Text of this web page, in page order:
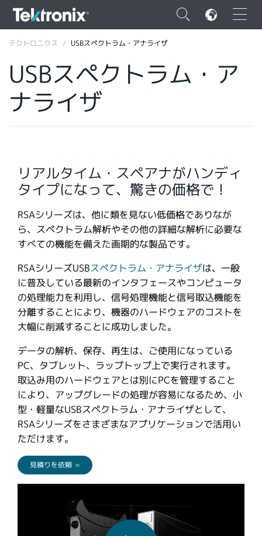
×
ENGLISH
VIỆT NAM
日本語
韓国語
繁體中文
テクトロニクス USBスペクトラム・アナライザ
USBスペクトラム・ア
ナライザ
リアルタイム・スペアナがハンディ
タイプになって、驚きの価格で！
RSAシリーズは、他に類を見ない低価格でありなが
ら、スペクトラム解析やその他の詳細な解析に必要な
すべての機能を備えた画期的な製品です。
RSAシリーズUSBスペクトラム・アナライザは、一般
に普及している最新のインタフェースやコンピュータ
の処理能力を利用し、信号処理機能と信号取込機能を
分離することにより、機器のハードウェアのコストを
大幅に削減することに成功しました。
データの解析、保存、再生は、ご使用になっている
PC、タブレット、ラップトップ上で実行されます。
取込み用のハードウェアとは別にPCを管理すること
により、アップグレードの処理が容易になるため、小
型・軽量なUSBスペクトラム・アナライザとして、
RSAシリーズをさまざまなアプリケーションで活用い
ただけます。
見積りを依頼 »